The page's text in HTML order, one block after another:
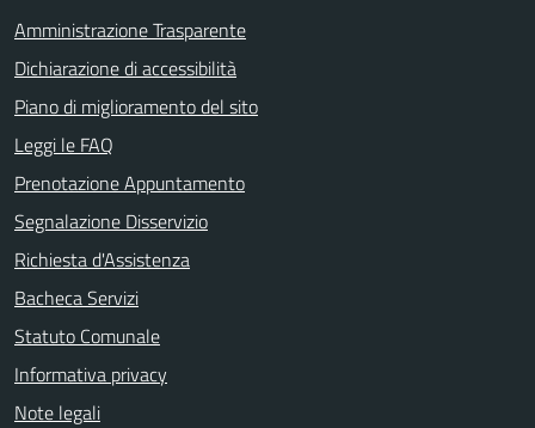
Amministrazione Trasparente
Dichiarazione di accessibilità
Piano di miglioramento del sito
Leggi le FAQ
Prenotazione Appuntamento
Segnalazione Disservizio
Richiesta d'Assistenza
Bacheca Servizi
Statuto Comunale
Informativa privacy
Note legali